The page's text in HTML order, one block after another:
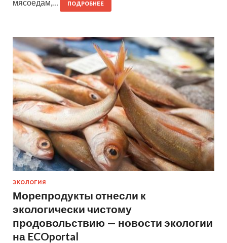
мясоедам,…
ПОДРОБНЕЕ
ЭКОЛОГИЯ
Морепродукты отнесли к
экологически чистому
продовольствию — новости экологии
на ECOportal